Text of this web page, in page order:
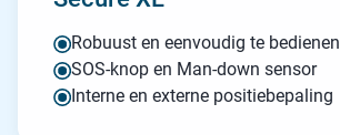
Robuust en eenvoudig te bedienen
SOS-knop en Man-down sensor
Interne en externe positiebepaling